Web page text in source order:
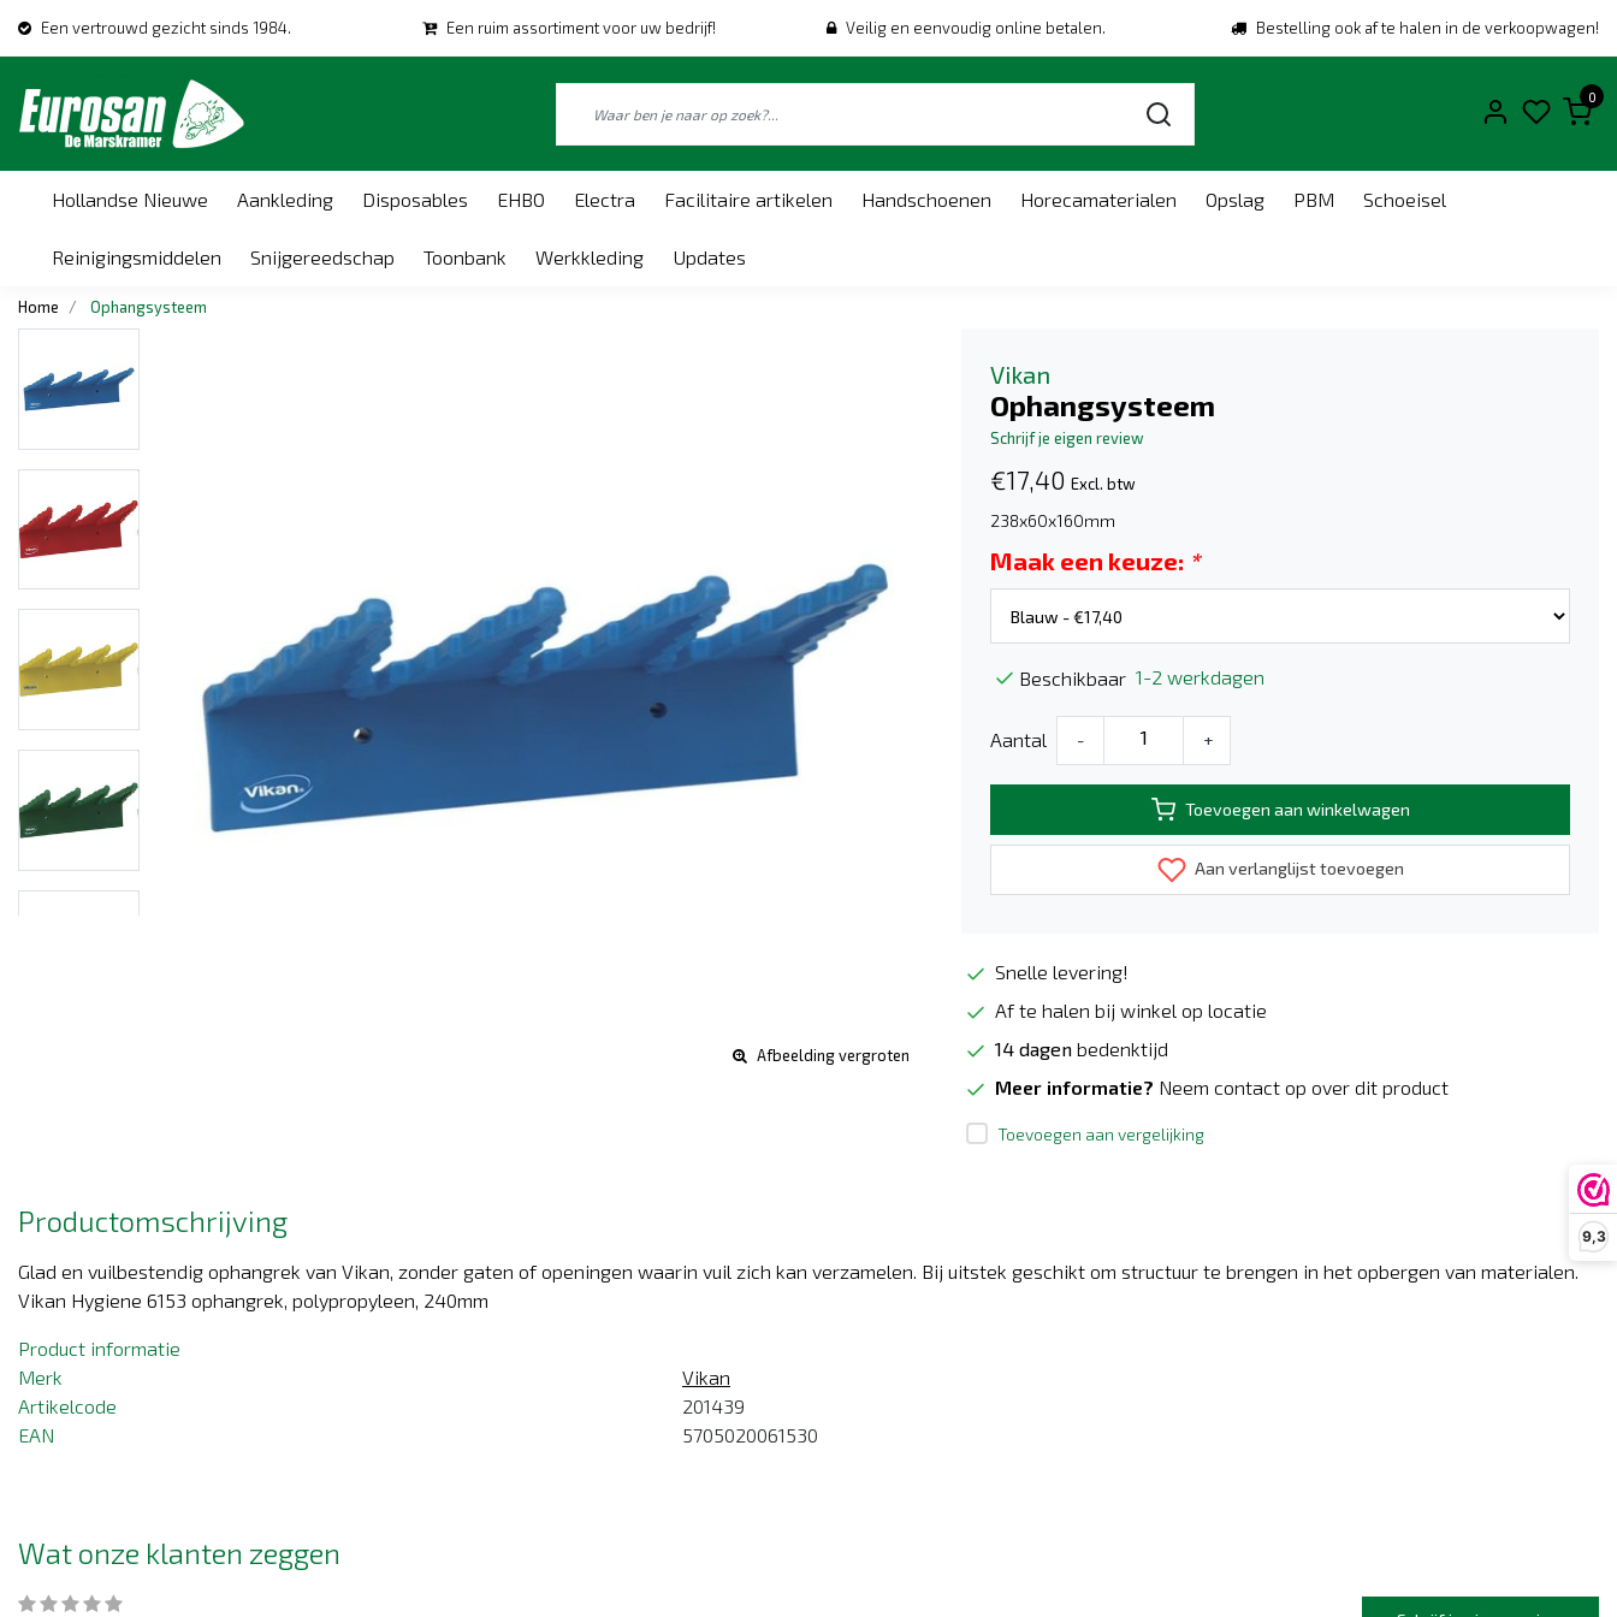
9,3
Een vertrouwd gezicht sinds 1984. Een ruim assortiment voor uw bedrijf! Veilig en eenvoudig online betalen. Bestelling ook af te halen in de verkoopwagen!
0
Hollandse Nieuwe Aankleding Disposables EHBO Electra Facilitaire artikelen Handschoenen Horecamaterialen Opslag PBM Schoeisel
Reinigingsmiddelen Snijgereedschap Toonbank Werkkleding Updates
Home Ophangsysteem
Afbeelding vergroten
Vikan
Ophangsysteem
Schrijf je eigen review
€17,40 Excl. btw
238x60x160mm
Maak een keuze: *
Beschikbaar 1-2 werkdagen
Aantal - +
Toevoegen aan winkelwagen
Aan verlanglijst toevoegen
Snelle levering!
Af te halen bij winkel op locatie
14 dagen bedenktijd
Meer informatie? Neem contact op over dit product
Toevoegen aan vergelijking
Productomschrijving
Glad en vuilbestendig ophangrek van Vikan, zonder gaten of openingen waarin vuil zich kan verzamelen. Bij uitstek geschikt om structuur te brengen in het opbergen van materialen.
Vikan Hygiene 6153 ophangrek, polypropyleen, 240mm
Product informatie
Merk
Vikan
Artikelcode
201439
EAN
5705020061530
Wat onze klanten zeggen